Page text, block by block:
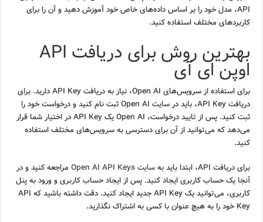
API، مدل خود را بر اساس داده‌های خاص خود آموزش دهید و آن را برای
کاربردهای مختلف استفاده کنید.
بهترین روش برای دریافت API
اوپن ای آی
برای استفاده از سرویس‌های Open AI، نیاز به دریافت API Key دارید. برای
دریافت API Key، باید در سایت Open AI ثبت نام کنید و درخواست خود را
ثبت کنید. پس از تایید درخواست، Open AI یک API Key در اختیار شما قرار
می‌دهد که می‌توانید از آن برای دسترسی به سرویس‌های مختلف استفاده
کنید.
برای دریافت API، ابتدا باید به
سایت Open AI API Keys
مراجعه کنید و در
آنجا یک حساب کاربری ایجاد کنید. پس از ایجاد حساب کاربری و ورود به پنل
کاربری، می‌توانید یک API Key جدید ایجاد کنید. دقت داشته باشید که API
Key خود را به هیچ عنوان با کسی به اشتراک نگذارید.